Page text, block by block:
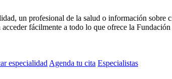
un profesional de la salud o información sobre
fácilmente a todo lo que ofrece la
especialidad Agenda tu cita Especialistas